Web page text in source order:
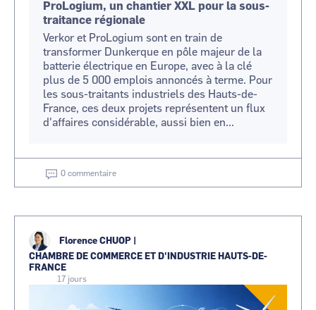
ProLogium, un chantier XXL pour la sous-
traitance régionale
Verkor et ProLogium sont en train de
transformer Dunkerque en pôle majeur de la
batterie électrique en Europe, avec à la clé
plus de 5 000 emplois annoncés à terme. Pour
les sous-traitants industriels des Hauts-de-
France, ces deux projets représentent un flux
d'affaires considérable, aussi bien en...
0 commentaire
Florence CHUOP
CHAMBRE DE COMMERCE ET D'INDUSTRIE HAUTS-DE-
FRANCE
17 jours